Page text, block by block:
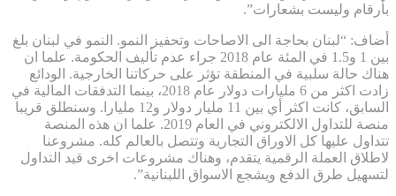
بأرقام وليست بشعارات”.
أضاف: “لبنان بحاجة الى الاصاحات وتحفيز النمو. النمو في لبنان بلغ
بين 1 و1.5 في المئة عام 2018 جراء عدم تأليف الحكومة. علما ان
هناك حالة سلبية في المنطقة تؤثر على حركاتنا الخارجية. الودائع
زادت اكثر من 6 مليارات دولار عام 2018، بينما التدفقات المالية في
السابق، كانت اكثر أي بين 11 مليار دولار و12 مليارا. وسنطلق قريبا
منصة للتداول الالكتروني في العام 2019. علما ان هذه المنصة
تتداول عليها كل الاوراق التجارية وتتصل بالعالم كله. مشروعنا
لاطلاق العملة الرقمية يتقدم، وهناك مشروعات اخرى قيد التداول
لتسهيل طرق الدفع ويشجع الاسواق اللبنانية”.